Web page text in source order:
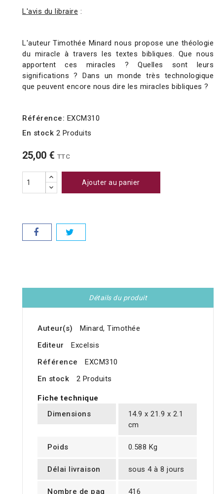
L'avis du libraire :
L'auteur Timothée Minard nous propose une théologie
du miracle à travers les textes bibliques. Que nous
apportent ces miracles ? Quelles sont leurs
significations ?
Dans un monde très technologique
que peuvent encore nous dire les miracles bibliques ?
Référence: EXCM310
En stock 2 Produits
25,00 € TTC
Ajouter au panier
Détails du produit
Auteur(s)
Minard, Timothée
Editeur
Excelsis
Référence
EXCM310
En stock
2 Produits
Fiche technique
Dimensions
14.9 x 21.9 x 2.1
cm
Poids 0.588 Kg
Délai livraison sous 4 à 8 jours
Nombre de pag 416